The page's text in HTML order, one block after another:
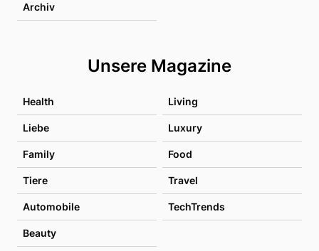
Archiv
Unsere Magazine
Health Living
Liebe Luxury
Family Food
Tiere Travel
Automobile TechTrends
Beauty